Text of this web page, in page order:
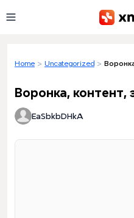
Home > Uncategorized >
Воронка, контент,
EaSbkbDHkA